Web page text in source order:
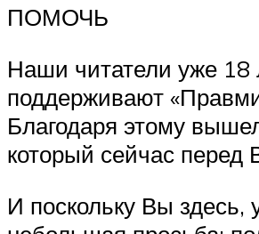
ПОМОЧЬ
Наши читатели уже 18
поддерживают
Благодаря этому
который сейчас перед
И поскольку Вы здесь,